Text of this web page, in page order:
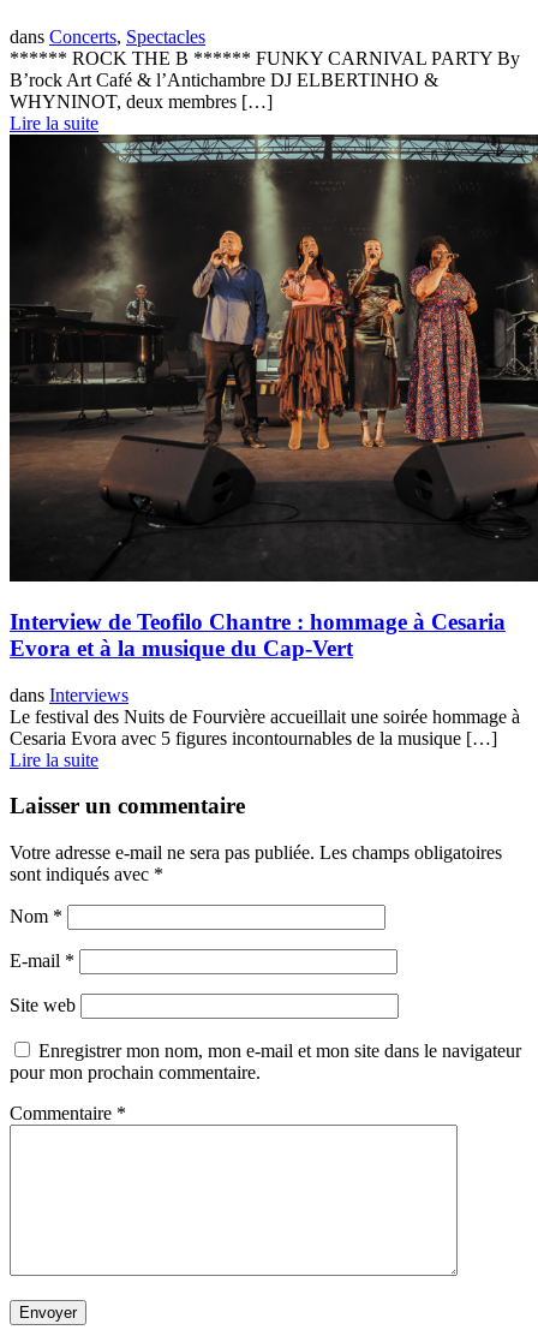
dans Concerts, Spectacles
****** ROCK THE B ****** FUNKY CARNIVAL PARTY By
B’rock Art Café & l’Antichambre DJ ELBERTINHO &
WHYNINOT, deux membres […]
Lire la suite
Interview de Teofilo Chantre : hommage à Cesaria
Evora et à la musique du Cap-Vert
dans Interviews
Le festival des Nuits de Fourvière accueillait une soirée hommage à
Cesaria Evora avec 5 figures incontournables de la musique […]
Lire la suite
Laisser un commentaire
Votre adresse e-mail ne sera pas publiée. Les champs obligatoires
sont indiqués avec *
Nom *
E-mail *
Site web
Enregistrer mon nom, mon e-mail et mon site dans le navigateur
pour mon prochain commentaire.
Commentaire *